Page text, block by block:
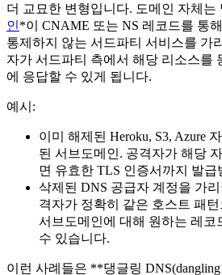
더 교묘한 변형입니다. 도메인 자체는
인*이 CNAME 또는 NS 레코드를 통
통제하지 않는 서드파티 서비스를 가
자가 서드파티 측에서 해당 리소스를
에 응답할 수 있게 됩니다.
예시:
이미 해제된 Heroku, S3, Azure
된 서브도메인. 공격자가 해당
면 유효한 TLS 인증서까지 발급
삭제된 DNS 공급자 계정을 가
격자가 정확히 같은 호스트 패
서브도메인에 대해 원하는 레코
수 있습니다.
이런 사례들은 **댕글링